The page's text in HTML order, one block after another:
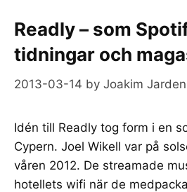
Readly – som
tidningar och
2013-03-14 by Joakim
Idén till Readly tog form i en
Cypern. Joel Wikell var på
våren 2012. De streamade
hotellets wifi när de